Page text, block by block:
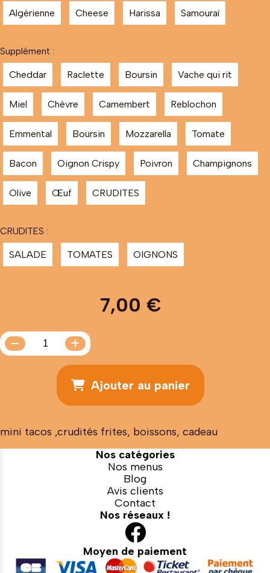
Algérienne Cheese Harissa Samouraï
Supplément :
Cheddar Raclette Boursin Vache qui rit
Miel Chèvre Camembert Reblochon
Emmental Boursin Mozzarella Tomate
Bacon Oignon Crispy Poivron Champignons
Olive Œuf CRUDITES
CRUDITES :
SALADE TOMATES OIGNONS
7,00 €
Ajouter au panier
mini tacos ,crudités frites, boissons, cadeau
Nos catégories
Nos menus
Blog
Avis clients
Contact
Nos réseaux !

Moyen de paiement